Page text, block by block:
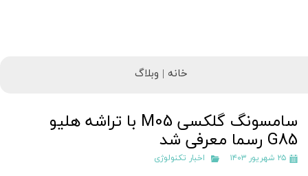
خانه | وبلاگ
سامسونگ گلکسی M05 با تراشه هلیو
G85 رسما معرفی شد
۲۵ شهریور ۱۴۰۳ اخبار تکنولوژی